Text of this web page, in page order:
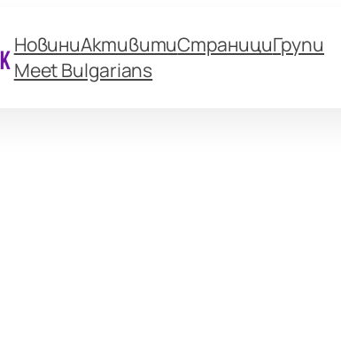
НовиниАктивитиСтранициГрупи
Meet Bulgarians